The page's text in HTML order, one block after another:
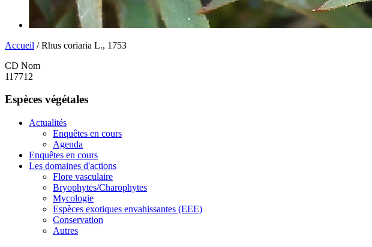
Accueil / Rhus coriaria L., 1753
CD Nom
117712
Espèces végétales
Actualités
Enquêtes en cours
Agenda
Enquêtes en cours
Les domaines d'actions
Flore vasculaire
Bryophytes/Charophytes
Mycologie
Espèces exotiques envahissantes (EEE)
Conservation
Autres